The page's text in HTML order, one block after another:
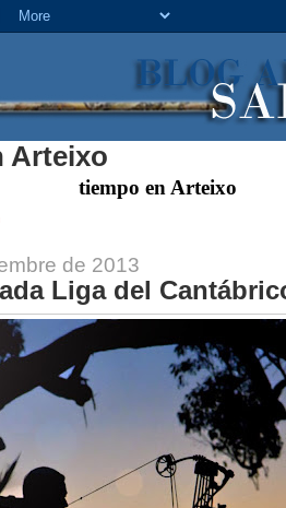
Arteixo
tiempo en Arteixo
de 2013
Liga del